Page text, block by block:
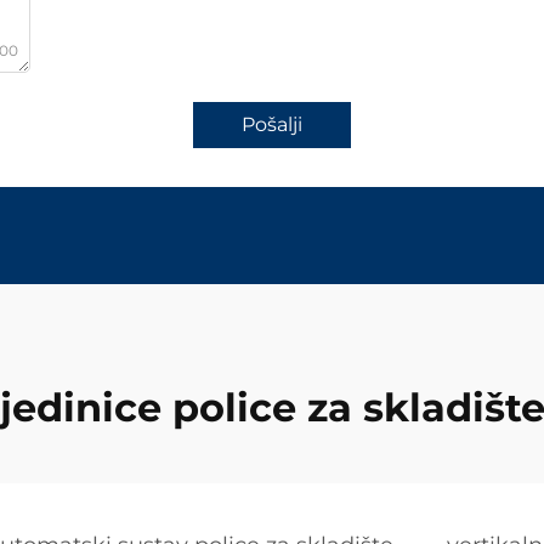
Pošalji
jedinice police za skladište